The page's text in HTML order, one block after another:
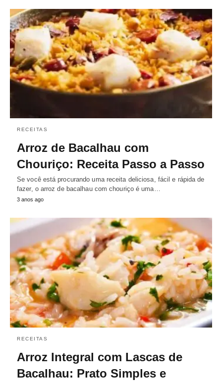
RECEITAS
Arroz de Bacalhau com
Chouriço: Receita Passo a Passo
Se você está procurando uma receita deliciosa, fácil e rápida de
fazer, o arroz de bacalhau com chouriço é uma…
3 anos ago
RECEITAS
Arroz Integral com Lascas de
Bacalhau: Prato Simples e